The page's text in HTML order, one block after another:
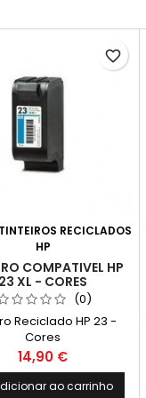
TINTEIROS RECICLADOS
HP
COMPATIVEL HP
23 XL - CORES
(0)
Reciclado HP 23 -
Cores
Preço
14,90 €
ao carrinho
favorite_border